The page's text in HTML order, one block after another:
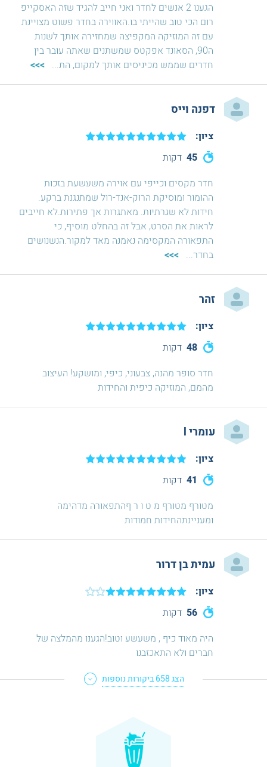
הגענו 2 אנשים לחדר ואני חייב להגיד שזה האסקייפ
רום הכי טוב שהייתי בו.האווירה בחדר פשוט מצויינת
עם זה המוזיקה המקפיצה שמחזירה אותך לשנות
ה90, הסאונד אפקטס שמשתנים שאתה עובר בין
חדרים שממש מכיניסים אותך למקום, הת...
>>>
דפנה וייס
45 דקות
ציון:
חדר מקסים וכייפי עם אוירה משעשעת בזכות
ההומור ומוסיקת הרוק-אנד-רול שמתנגנת ברקע.
חידות לא שגרתיות. מאתגרות אך פתירות.לא חייבים
לראות את הסרט, אבל זה בהחלט מוסיף, כי
התפאורה המקסימה נאמנה מאד למקור.הנשנושים
בחדר...
>>>
זהר
48 דקות
ציון:
חדר סופר מהנה, צבעוני, כיפי, ומושקע! העיצוב
מהמם, המוזיקה כיפית והחידות
עומרי l
41 דקות
ציון:
מטורף מטורף מ ט ו ר ףהתפאורה מדהימה
ומעניינתהחידות חמודות
עמית בן דרור
56 דקות
ציון:
היה מאוד כיף , משעשע וטוב!הגענו מהמלצה של
חברים ולא התאכזבנו
הצג658ביקורות נוספות